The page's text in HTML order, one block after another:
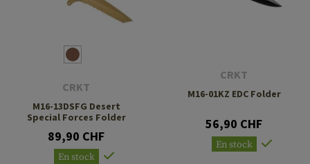
CRKT
M16-13DSFG Desert
Special Forces Folder
89,90 CHF
En stock
CRKT
M16-01KZ EDC Folder
56,90 CHF
En stock